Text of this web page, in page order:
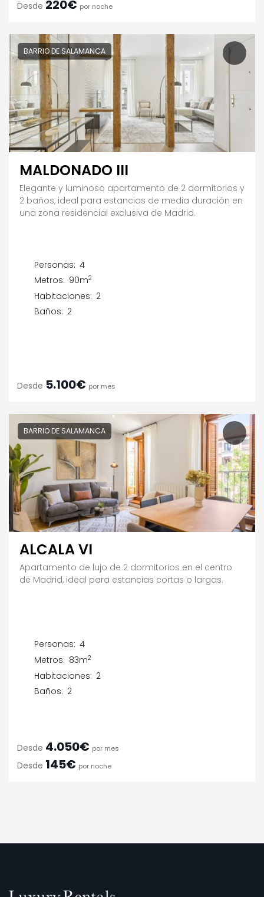
Desde 220€ por noche
BARRIO DE SALAMANCA
MALDONADO III
Elegante y luminoso apartamento de 2 dormitorios y
2 baños, ideal para estancias de media duración en
una zona residencial exclusiva de Madrid.
Personas: 4
Metros: 90m2
Habitaciones: 2
Baños: 2
Desde 5.100€ por mes
BARRIO DE SALAMANCA
ALCALA VI
Apartamento de lujo de 2 dormitorios en el centro
de Madrid, ideal para estancias cortas o largas.
Personas: 4
Metros: 83m2
Habitaciones: 2
Baños: 2
Desde 4.050€ por mes
Desde 145€ por noche